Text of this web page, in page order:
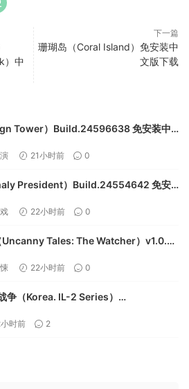
）中
下一篇
珊瑚岛（Coral Island）免安装中
文版下载
Tower）Build.24596638 免安装中
21小时前 0
President）Build.24554642 免安
22小时前 0
Uncanny Tales: The Watcher）v1.0.8
22小时前 0
争（Korea. IL-2 Series）
时前 2